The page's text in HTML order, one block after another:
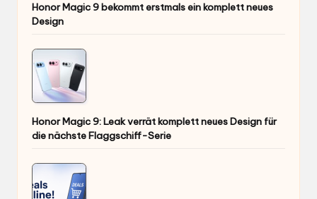
Honor Magic 9 bekommt erstmals ein komplett neues
Design
Honor Magic 9: Leak verrät komplett neues Design für
die nächste Flaggschiff-Serie